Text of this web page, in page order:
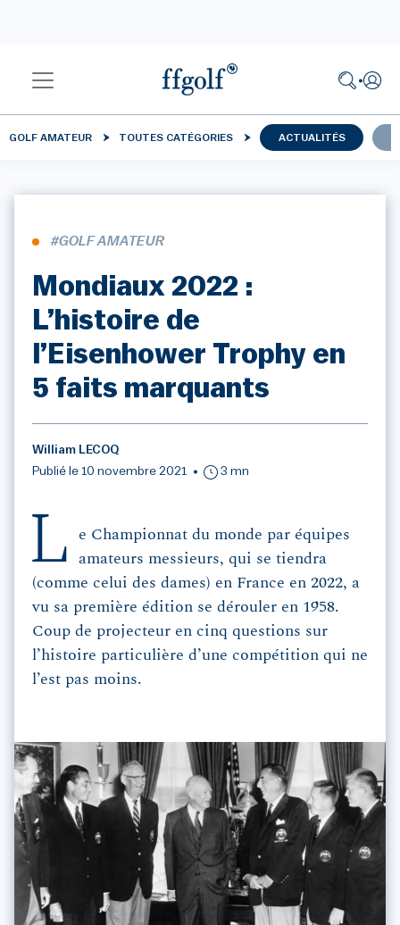
GOLF AMATEUR TOUTES CATÉGORIES ACTUALITÉS
#GOLF AMATEUR
Mondiaux 2022 :
L’histoire de
l’Eisenhower Trophy en
5 faits marquants
William LECOQ
Publié le 10 novembre 2021
3 mn
L
e Championnat du monde par équipes
amateurs messieurs, qui se tiendra
(comme celui des dames) en France en 2022, a
vu sa première édition se dérouler en 1958.
Coup de projecteur en cinq questions sur
l’histoire particulière d’une compétition qui ne
l’est pas moins.